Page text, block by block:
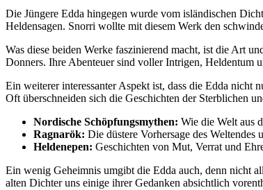
Die Jüngere Edda hingegen wurde vom isländischen
Heldensagen. Snorri wollte mit diesem Werk den
Was diese beiden Werke faszinierend macht, ist die Art
Donners. Ihre Abenteuer sind voller Intrigen, Heldentum
Ein weiterer interessanter Aspekt ist, dass die Edda nicht
Oft überschneiden sich die Geschichten der Sterblichen
Nordische Schöpfungsmythen: Wie die Welt aus
Ragnarök: Die düstere Vorhersage des Weltendes
Heldenepen: Geschichten von Mut, Verrat und
Ein wenig Geheimnis umgibt die Edda auch, denn nicht
alten Dichter uns einige ihrer Gedanken absichtlich